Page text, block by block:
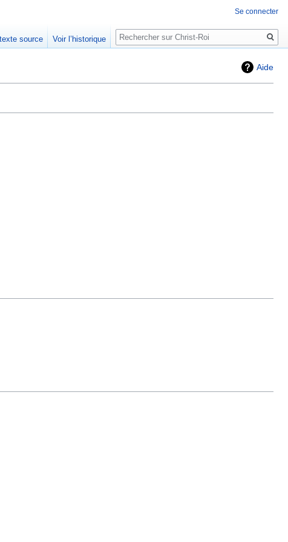
Aide
Se connecter
source Voir l’historique
Rechercher